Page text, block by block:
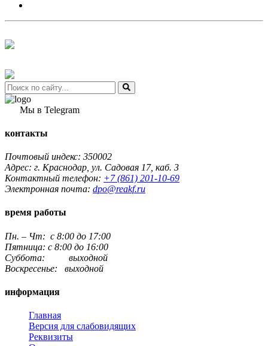
Мы в Telegram
контакты
Почтовый индекс: 350002
Адрес: г. Краснодар, ул. Садовая 17, каб. 3
Контактный телефон: +7 (861) 201-10-69
Электронная почта: dpo@reakf.ru
время работы
Пн. – Чт: с 8:00 до 17:00
Пятница: с 8:00 до 16:00
Суббота: выходной
Воскресенье: выходной
информация
Главная
Версия для слабовидящих
Реквизиты